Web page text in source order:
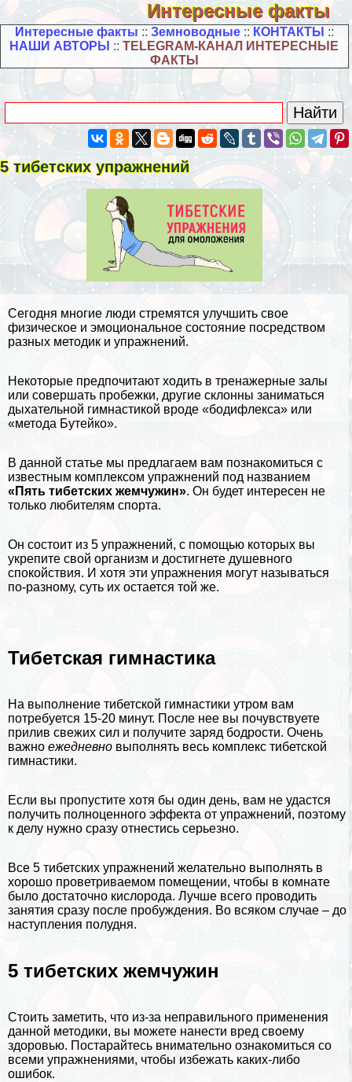
Интересные факты
Интересные факты :: Земноводные:: КОНТАКТЫ ::
НАШИ АВТОРЫ ::TELEGRAM-КАНАЛ ИНТЕРЕСНЫЕ
ФАКТЫ
5 тибетских упражнений
Сегодня многие люди стремятся улучшить свое
физическое и эмоциональное состояние посредством
разных методик и упражнений.
Некоторые предпочитают ходить в тренажерные залы
или совершать пробежки, другие склонны заниматься
дыхательной гимнастикой вроде «бодифлекса» или
«метода Бутейко».
В данной статье мы предлагаем вам познакомиться с
известным комплексом упражнений под названием
«Пять тибетских жемчужин». Он будет интересен не
только любителям спорта.
Он состоит из 5 упражнений, с помощью которых вы
укрепите свой организм и достигнете душевного
спокойствия. И хотя эти упражнения могут называться
по-разному, суть их остается той же.
Тибетская гимнастика
На выполнение тибетской гимнастики утром вам
потребуется 15-20 минут. После нее вы почувствуете
прилив свежих сил и получите заряд бодрости. Очень
важно ежедневно выполнять весь комплекс тибетской
гимнастики.
Если вы пропустите хотя бы один день, вам не удастся
получить полноценного эффекта от упражнений, поэтому
к делу нужно сразу отнестись серьезно.
Все 5 тибетских упражнений желательно выполнять в
хорошо проветриваемом помещении, чтобы в комнате
было достаточно кислорода. Лучше всего проводить
занятия сразу после пробуждения. Во всяком случае – до
наступления полудня.
5 тибетских жемчужин
Стоить заметить, что из-за неправильного применения
данной методики, вы можете нанести вред своему
здоровью. Постарайтесь внимательно ознакомиться со
всеми упражнениями, чтобы избежать каких-либо
ошибок.